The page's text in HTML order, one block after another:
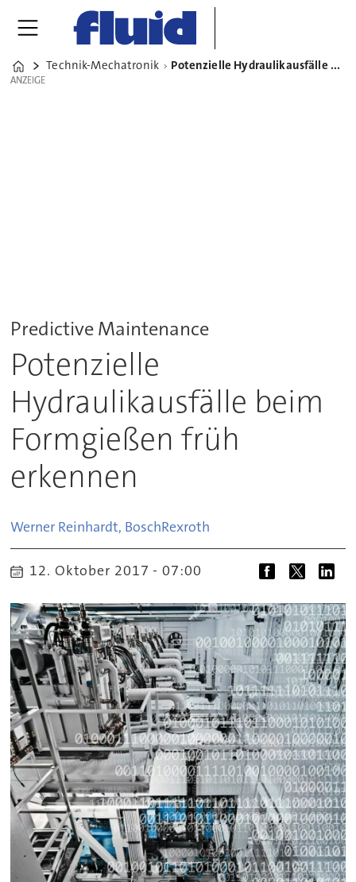
Home
Technik-Mechatronik Potenzielle Hydraulikausfälle beim Formgießen früh erkennen
ANZEIGE
ANZEIGE
Predictive Maintenance
Potenzielle
Hydraulikausfälle beim
Formgießen früh
erkennen
Werner Reinhardt, BoschRexroth
12. Oktober 2017 - 07:00